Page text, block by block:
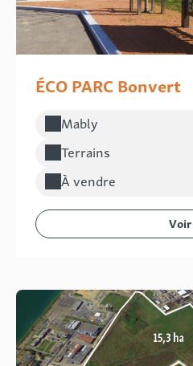
ÉCO PARC Bonvert
Localisation :
Mably
Type de bien :
Terrains
À vendre
Voir